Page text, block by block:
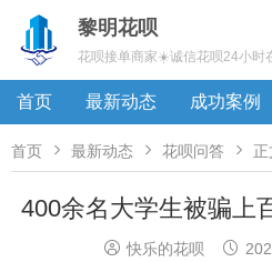
黎明花呗
花呗接单商家☀️诚信花呗24小时
首页 最新动态 成功案例
首页  最新动态  花呗问答  正
400余名大学生被骗上
 快乐的花呗 